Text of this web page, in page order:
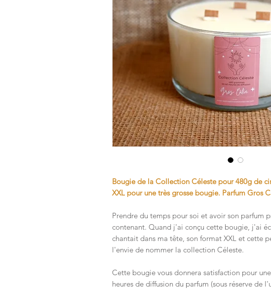
Bougie de la Collection Céleste pour 480g de
XXL pour une très grosse bougie. Parfum Gros
Prendre du temps pour soi et avoir son parfum
contenant. Quand j'ai conçu cette bougie, j'ai
chantait dans ma tête, son format XXL et cette
l'envie de nommer la collection Céleste.
Cette bougie vous donnera satisfaction pour
heures de diffusion du parfum (sous réserve de